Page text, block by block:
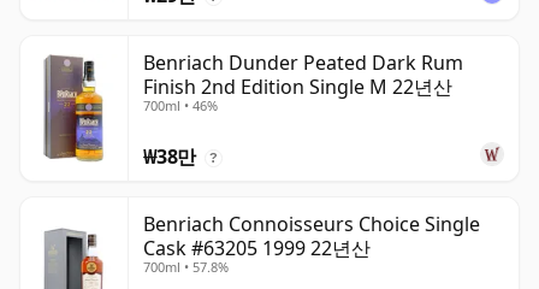
Benriach Dunder Peated Dark Rum
Finish 2nd Edition Single M 22년산
700ml • 46%
₩38만 ?
Benriach Connoisseurs Choice Single
Cask #63205 1999 22년산
700ml • 57.8%